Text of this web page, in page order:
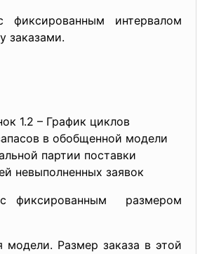
интервалом
заказами.
1.2 – График циклов
в обобщенной модели
партии поставки
невыполненных заявок
фиксированным размером
модели. Размер заказа в этой